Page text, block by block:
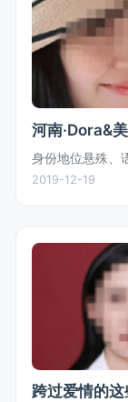
河南·Dora&
身份地位悬殊、
2019-12-19
跨过爱情的